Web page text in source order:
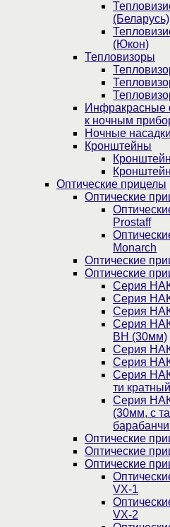
(Беларусь)
(Юкон)
Тепловизоры
Инфракрасные
к ночным
Ночные насадки
Кронштейны
Оптические прицелы
Оптические
Prostaff
Monarch
Оптические
Оптические
Cерия
Серия
Серия
Серия
BH (30мм)
Серия
Серия
Серия
ти
Серия
(30мм, c
Оптические
Оптические
Оптические
VX-1
VX-2